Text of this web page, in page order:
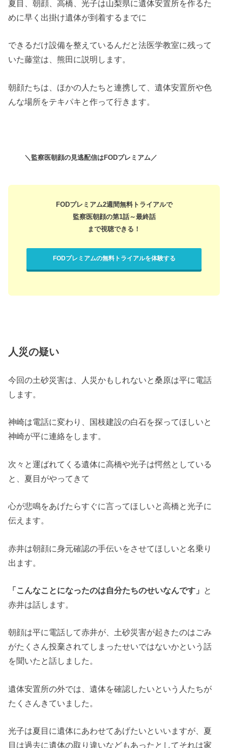
夏目、朝顔、高橋、光子は山梨県に遺体安置所を作るた
めに早く出掛け遺体が到着するまでに
できるだけ設備を整えているんだと法医学教室に残って
いた藤堂は、熊田に説明します。
朝顔たちは、ほかの人たちと連携して、遺体安置所や色
んな場所をテキパキと作って行きます。
＼監察医朝顔の見逃配信はFODプレミアム／
FODプレミアム2週間無料トライアルで
監察医朝顔の第1話～最終話
まで視聴できる！
FODプレミアムの無料トライアルを体験する
人災の疑い
今回の土砂災害は、人災かもしれないと桑原は平に電話
します。
神崎は電話に変わり、国枝建設の白石を探ってほしいと
神崎が平に連絡をします。
次々と運ばれてくる遺体に高橋や光子は愕然としている
と、夏目がやってきて
心が悲鳴をあげたらすぐに言ってほしいと高橋と光子に
伝えます。
赤井は朝顔に身元確認の手伝いをさせてほしいと名乗り
出ます。
「こんなことになったのは自分たちのせいなんです」 と
赤井は話します。
朝顔は平に電話して赤井が、土砂災害が起きたのはごみ
がたくさん投棄されてしまったせいではないかという話
を聞いたと話しました。
遺体安置所の外では、遺体を確認したいという人たちが
たくさんきていました。
光子は夏目に遺体にあわせてあげたいといいますが、夏
目は過去に遺体の取り違いなどもあったとしてそれは家